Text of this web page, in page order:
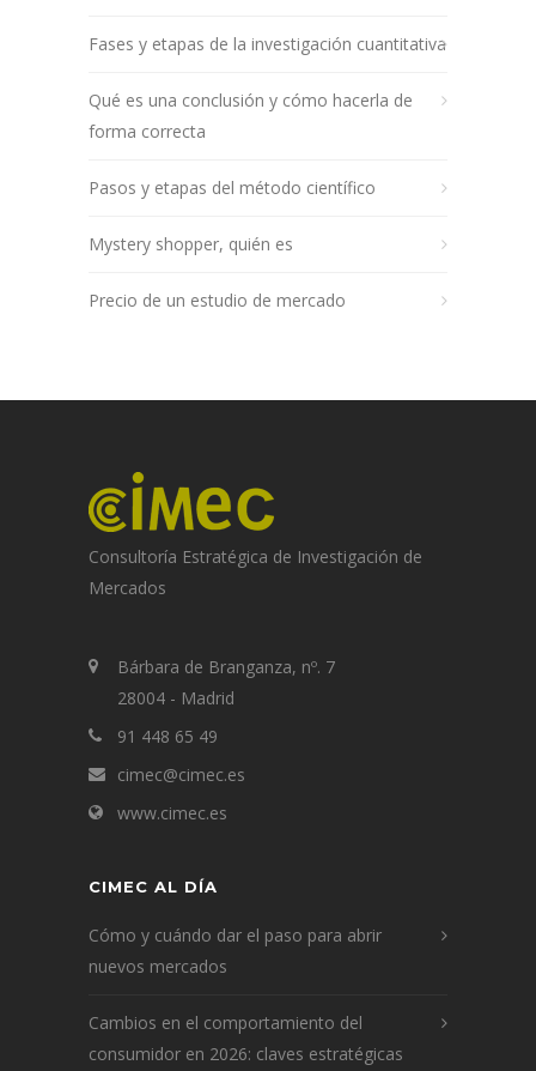
Fases y etapas de la investigación cuantitativa
Qué es una conclusión y cómo hacerla de
forma correcta
Pasos y etapas del método científico
Mystery shopper, quién es
Precio de un estudio de mercado
Consultoría Estratégica de Investigación de
Mercados
Bárbara de Branganza, nº. 7
28004 - Madrid
91 448 65 49
cimec@cimec.es
www.cimec.es
CIMEC AL DÍA
Cómo y cuándo dar el paso para abrir
nuevos mercados
Cambios en el comportamiento del
consumidor en 2026: claves estratégicas